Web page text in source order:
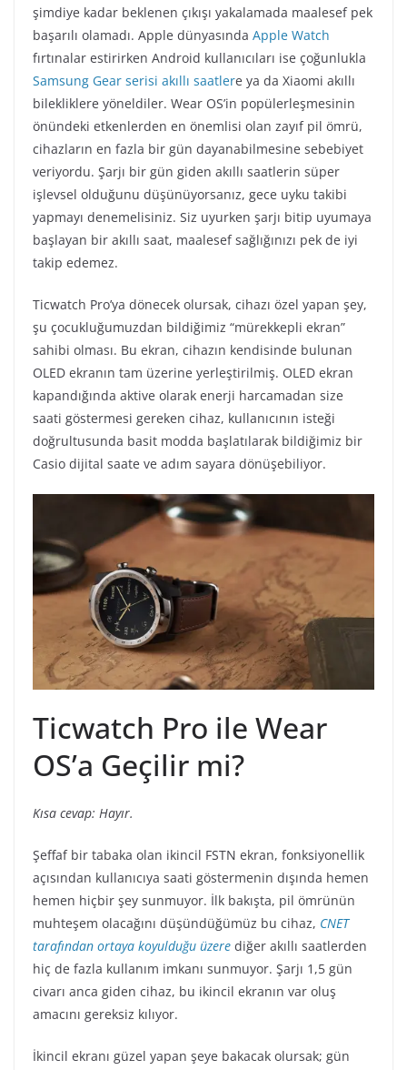
şimdiye kadar beklenen çıkışı yakalamada maalesef pek
başarılı olamadı. Apple dünyasında Apple Watch
fırtınalar estirirken Android kullanıcıları ise çoğunlukla
Samsung Gear serisi akıllı saatlere ya da Xiaomi akıllı
bilekliklere yöneldiler. Wear OS’in popülerleşmesinin
önündeki etkenlerden en önemlisi olan zayıf pil ömrü,
cihazların en fazla bir gün dayanabilmesine sebebiyet
veriyordu. Şarjı bir gün giden akıllı saatlerin süper
işlevsel olduğunu düşünüyorsanız, gece uyku takibi
yapmayı denemelisiniz. Siz uyurken şarjı bitip uyumaya
başlayan bir akıllı saat, maalesef sağlığınızı pek de iyi
takip edemez.
Ticwatch Pro’ya dönecek olursak, cihazı özel yapan şey,
şu çocukluğumuzdan bildiğimiz “mürekkepli ekran”
sahibi olması. Bu ekran, cihazın kendisinde bulunan
OLED ekranın tam üzerine yerleştirilmiş. OLED ekran
kapandığında aktive olarak enerji harcamadan size
saati göstermesi gereken cihaz, kullanıcının isteği
doğrultusunda basit modda başlatılarak bildiğimiz bir
Casio dijital saate ve adım sayara dönüşebiliyor.
Ticwatch Pro ile Wear
OS’a Geçilir mi?
Kısa cevap: Hayır.
Şeffaf bir tabaka olan ikincil FSTN ekran, fonksiyonellik
açısından kullanıcıya saati göstermenin dışında hemen
hemen hiçbir şey sunmuyor. İlk bakışta, pil ömrünün
muhteşem olacağını düşündüğümüz bu cihaz, CNET
tarafından ortaya koyulduğu üzere diğer akıllı saatlerden
hiç de fazla kullanım imkanı sunmuyor. Şarjı 1,5 gün
civarı anca giden cihaz, bu ikincil ekranın var oluş
amacını gereksiz kılıyor.
İkincil ekranı güzel yapan şeye bakacak olursak; gün